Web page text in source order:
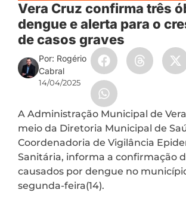
Vera Cruz confirma três
dengue e alerta para o
de casos graves
Por: Rogério
Cabral
14/04/2025
A Administração Municipal de
meio da Diretoria Municipal de
Coordenadoria de Vigilância
Sanitária, informa a confirmação
causados por dengue no
segunda-feira(14).